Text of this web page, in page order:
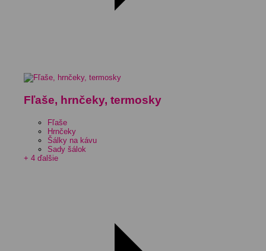
Fľaše, hrnčeky, termosky
Fľaše
Hrnčeky
Šálky na kávu
Sady šálok
+ 4 ďalšie